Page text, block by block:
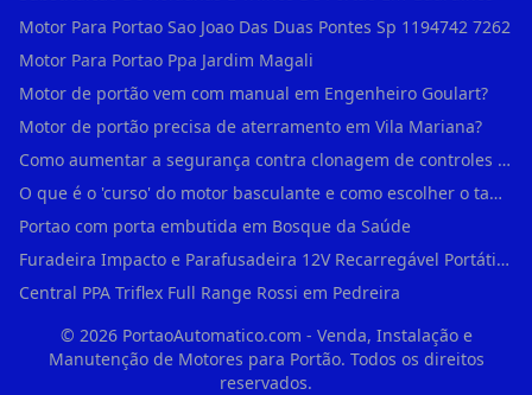
Motor Para Portao Sao Joao Das Duas Pontes Sp 1194742 7262
Motor Para Portao Ppa Jardim Magali
Motor de portão vem com manual em Engenheiro Goulart?
Motor de portão precisa de aterramento em Vila Mariana?
Como aumentar a segurança contra clonagem de controles de portão em São Rafael?
O que é o 'curso' do motor basculante e como escolher o tamanho certo (1,4m, 1,5m, 2,0m) em Engenheiro Goulart?
Portao com porta embutida em Bosque da Saúde
Furadeira Impacto e Parafusadeira 12V Recarregável Portátil Sem Fio Mandril 3/8 em Brás
Central PPA Triflex Full Range Rossi em Pedreira
© 2026PortaoAutomatico.com - Venda, Instalação e
Manutenção de Motores para Portão. Todos os direitos
reservados.